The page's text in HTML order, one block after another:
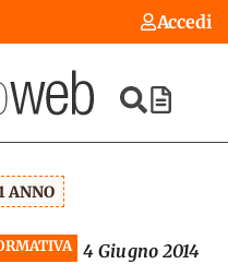
Accedi
ANNO
4 Giugno 2014